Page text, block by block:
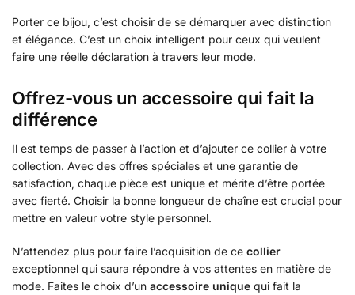
Porter ce bijou, c’est choisir de se démarquer avec distinction
et élégance. C’est un choix intelligent pour ceux qui veulent
faire une réelle déclaration à travers leur mode.
Offrez-vous un accessoire qui fait la
différence
Il est temps de passer à l’action et d’ajouter ce collier à votre
collection. Avec des offres spéciales et une garantie de
satisfaction, chaque pièce est unique et mérite d’être portée
avec fierté. Choisir la bonne longueur de chaîne est crucial pour
mettre en valeur votre style personnel.
N’attendez plus pour faire l’acquisition de ce collier
exceptionnel qui saura répondre à vos attentes en matière de
mode. Faites le choix d’un accessoire unique qui fait la